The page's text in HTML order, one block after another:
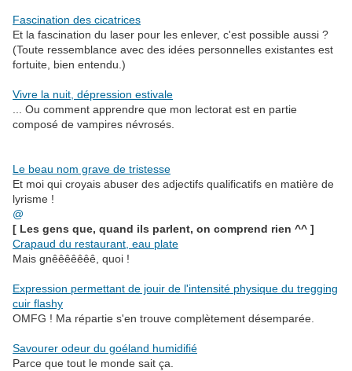
Fascination des cicatrices
Et la fascination du laser pour les enlever, c'est possible aussi ?
(Toute ressemblance avec des idées personnelles existantes est
fortuite, bien entendu.)
Vivre la nuit, dépression estivale
... Ou comment apprendre que mon lectorat est en partie
composé de vampires névrosés.
Le beau nom grave de tristesse
Et moi qui croyais abuser des adjectifs qualificatifs en matière de
lyrisme !
@
[ Les gens que, quand ils parlent, on comprend rien ^^ ]
Crapaud du restaurant, eau plate
Mais gnêêêêêêê, quoi !
Expression permettant de jouir de l'intensité physique du tregging
cuir flashy
OMFG ! Ma répartie s'en trouve complètement désemparée.
Savourer odeur du goéland humidifié
Parce que tout le monde sait ça.